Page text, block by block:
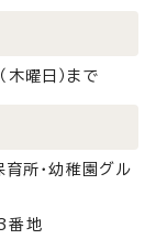
曜日）まで
所・幼稚園グル
番地